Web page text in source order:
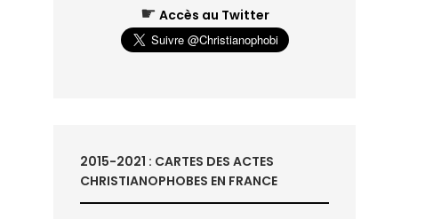
☛ Accès au Twitter
2015-2021 : CARTES DES ACTES
CHRISTIANOPHOBES EN FRANCE